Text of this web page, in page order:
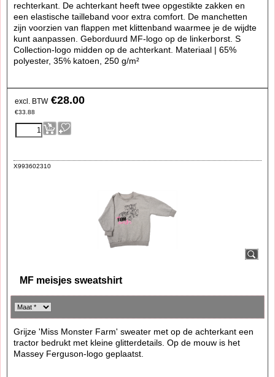
rechterkant. De achterkant heeft twee opgestikte zakken en
een elastische tailleband voor extra comfort. De manchetten
zijn voorzien van flappen met klittenband waarmee je de wijdte
kunt aanpassen. Geborduurd MF-logo op de linkerborst. S
Collection-logo midden op de achterkant. Materiaal | 65%
polyester, 35% katoen, 250 g/m²
excl. BTW €28.00
€33.88
X993602310
MF meisjes sweatshirt
Grijze 'Miss Monster Farm' sweater met op de achterkant een
tractor bedrukt met kleine glitterdetails. Op de mouw is het
Massey Ferguson-logo geplaatst.